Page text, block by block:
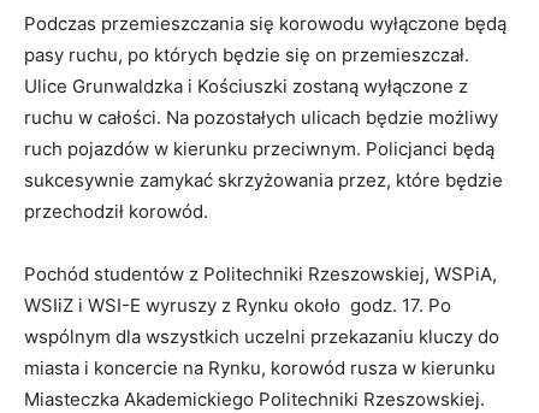
Podczas przemieszczania się korowodu wyłączone będą
pasy ruchu, po których będzie się on przemieszczał.
Ulice Grunwaldzka i Kościuszki zostaną wyłączone z
ruchu w całości. Na pozostałych ulicach będzie możliwy
ruch pojazdów w kierunku przeciwnym. Policjanci będą
sukcesywnie zamykać skrzyżowania przez, które będzie
przechodził korowód.
Pochód studentów z Politechniki Rzeszowskiej, WSPiA,
WSIiZ i WSI-E wyruszy z Rynku około godz. 17. Po
wspólnym dla wszystkich uczelni przekazaniu kluczy do
miasta i koncercie na Rynku, korowód rusza w kierunku
Miasteczka Akademickiego Politechniki Rzeszowskiej.